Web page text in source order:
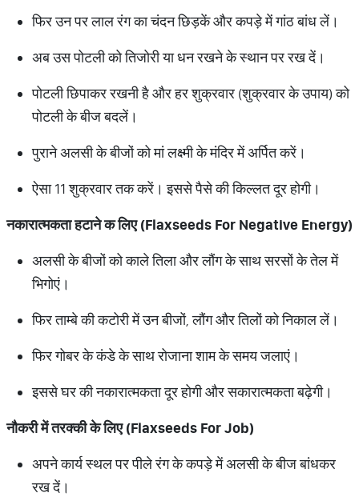
फिर उन पर लाल रंग का चंदन छिड़कें और कपड़े में गांठ बांध लें।
अब उस पोटली को तिजोरी या धन रखने के स्थान पर रख दें।
पोटली छिपाकर रखनी है और हर शुक्रवार (शुक्रवार के उपाय) को
पोटली के बीज बदलें।
पुराने अलसी के बीजों को मां लक्ष्मी के मंदिर में अर्पित करें।
ऐसा 11 शुक्रवार तक करें। इससे पैसे की किल्लत दूर होगी।
नकारात्मकता हटाने क लिए (Flaxseeds For Negative Energy)
अलसी के बीजों को काले तिला और लौंग के साथ सरसों के तेल में
भिगोएं।
फिर ताम्बे की कटोरी में उन बीजों, लौंग और तिलों को निकाल लें।
फिर गोबर के कंडे के साथ रोजाना शाम के समय जलाएं।
इससे घर की नकारात्मकता दूर होगी और सकारात्मकता बढ़ेगी।
नौकरी में तरक्की के लिए (Flaxseeds For Job)
अपने कार्य स्थल पर पीले रंग के कपड़े में अलसी के बीज बांधकर
रख दें।